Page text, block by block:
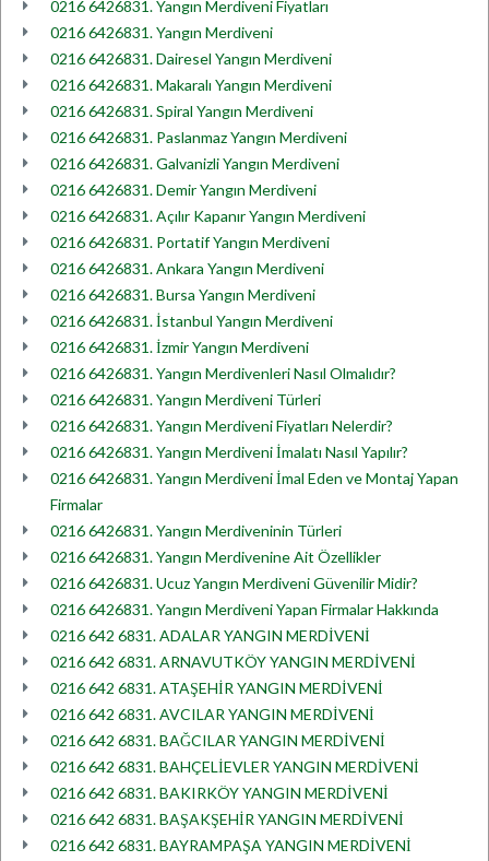
0216 6426831. Yangın Merdiveni Fiyatları
0216 6426831. Yangın Merdiveni
0216 6426831. Dairesel Yangın Merdiveni
0216 6426831. Makaralı Yangın Merdiveni
0216 6426831. Spiral Yangın Merdiveni
0216 6426831. Paslanmaz Yangın Merdiveni
0216 6426831. Galvanizli Yangın Merdiveni
0216 6426831. Demir Yangın Merdiveni
0216 6426831. Açılır Kapanır Yangın Merdiveni
0216 6426831. Portatif Yangın Merdiveni
0216 6426831. Ankara Yangın Merdiveni
0216 6426831. Bursa Yangın Merdiveni
0216 6426831. İstanbul Yangın Merdiveni
0216 6426831. İzmir Yangın Merdiveni
0216 6426831. Yangın Merdivenleri Nasıl Olmalıdır?
0216 6426831. Yangın Merdiveni Türleri
0216 6426831. Yangın Merdiveni Fiyatları Nelerdir?
0216 6426831. Yangın Merdiveni İmalatı Nasıl Yapılır?
0216 6426831. Yangın Merdiveni İmal Eden ve Montaj Yapan
Firmalar
0216 6426831. Yangın Merdiveninin Türleri
0216 6426831. Yangın Merdivenine Ait Özellikler
0216 6426831. Ucuz Yangın Merdiveni Güvenilir Midir?
0216 6426831. Yangın Merdiveni Yapan Firmalar Hakkında
0216 642 6831. ADALAR YANGIN MERDİVENİ
0216 642 6831. ARNAVUTKÖY YANGIN MERDİVENİ
0216 642 6831. ATAŞEHİR YANGIN MERDİVENİ
0216 642 6831. AVCILAR YANGIN MERDİVENİ
0216 642 6831. BAĞCILAR YANGIN MERDİVENİ
0216 642 6831. BAHÇELİEVLER YANGIN MERDİVENİ
0216 642 6831. BAKIRKÖY YANGIN MERDİVENİ
0216 642 6831. BAŞAKŞEHİR YANGIN MERDİVENİ
0216 642 6831. BAYRAMPAŞA YANGIN MERDİVENİ